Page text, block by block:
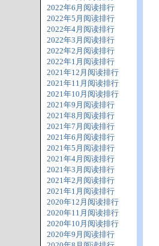
2022年6月阅读排行
2022年5月阅读排行
2022年4月阅读排行
2022年3月阅读排行
2022年2月阅读排行
2022年1月阅读排行
2021年12月阅读排行
2021年11月阅读排行
2021年10月阅读排行
2021年9月阅读排行
2021年8月阅读排行
2021年7月阅读排行
2021年6月阅读排行
2021年5月阅读排行
2021年4月阅读排行
2021年3月阅读排行
2021年2月阅读排行
2021年1月阅读排行
2020年12月阅读排行
2020年11月阅读排行
2020年10月阅读排行
2020年9月阅读排行